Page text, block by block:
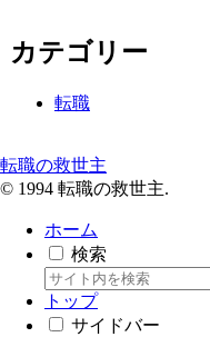
カテゴリー
転職
転職の救世主
© 1994 転職の救世主.
ホーム
検索
トップ
サイドバー